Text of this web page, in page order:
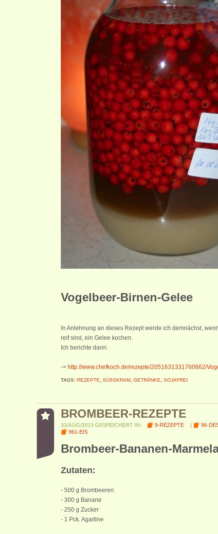
Vogelbeer-Birnen-Gelee
In Anlehnung an dieses Rezept werde ich demnächst,
reif sind, ein Gelee kochen.
Ich berichte dann.
-> http://www.chefkoch.de/rezepte/2051631331760662/
TAGS: REZEPTE SÜSSKRAM GETRÄNKE SOJAFREI
BROMBEER-REZEPTE
31/AUG/2013 GESPEICHERT IN: 9-REZEPTE |
96-
961-EIS
Brombeer-Bananen-
Zutaten:
- 500 g Brombeeren
- 300 g Banane
- 250 g Zucker
- 1 Pck. Agartine